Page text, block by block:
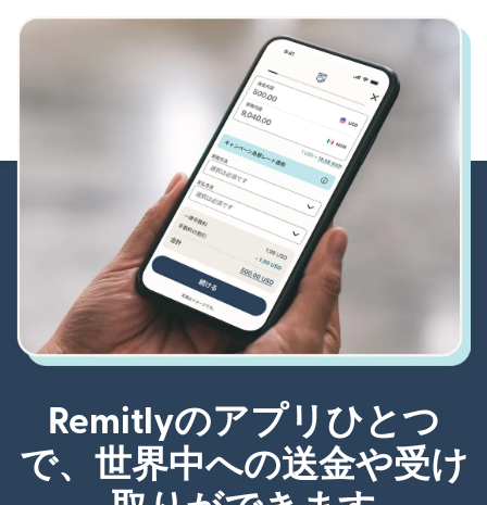
Remitlyのアプリひとつ
で、世界中への送金や受け